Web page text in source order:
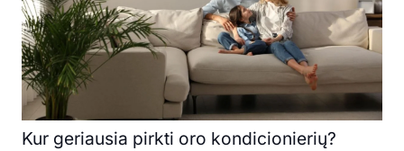
Kur geriausia pirkti oro kondicionierių?